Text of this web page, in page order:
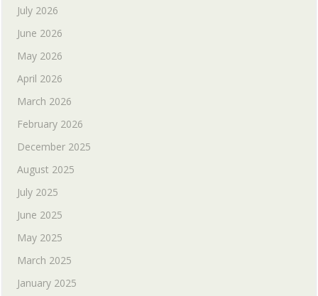
July 2026
June 2026
May 2026
April 2026
March 2026
February 2026
December 2025
August 2025
July 2025
June 2025
May 2025
March 2025
January 2025